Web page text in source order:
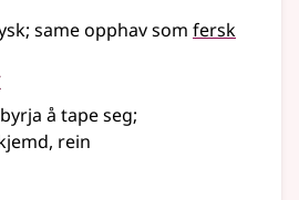
; same opphav som fersk
å tape seg;
rein